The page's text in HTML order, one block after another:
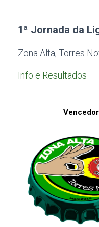
1ª Jornada da
Zona Alta, Torres
Info e Resultados
Vencedor